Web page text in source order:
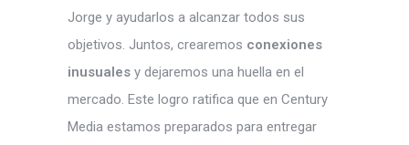
Jorge y ayudarlos a alcanzar todos sus
objetivos. Juntos, crearemos conexiones
inusuales y dejaremos una huella en el
mercado. Este logro ratifica que en Century
Media estamos preparados para entregar